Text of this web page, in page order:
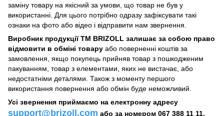
заміну товару на якісний за умови, що товар не був у
використанні. Для цього потрібно одразу зафіксувати такі
ознаки на фото або відео і відправити нам звернення.
Виробник продукції ТМ BRIZOLL залишає за собою право
відмовити в обміні товару або поверненні коштів за
замовлення, якщо покупець прийняв товар з пошкодженим
пакуванням, товар з елементами, яких не вистачає, або
недостатніми деталями. Також з моменту першого
використання повернення або обмін буде неможливий.
Усі звернення приймаємо на електронну адресу
support@brizoll.com або за номером 067 388 11 11.